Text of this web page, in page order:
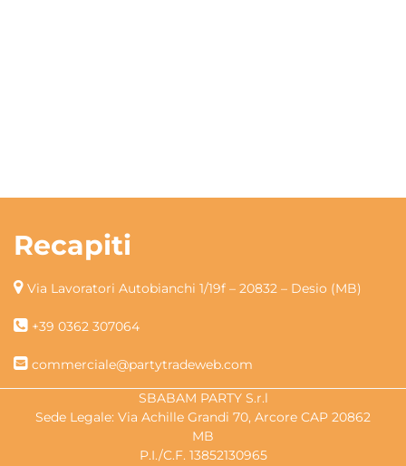
Recapiti
Via Lavoratori Autobianchi 1/19f – 20832 – Desio (MB)
+39 0362 307064
commerciale@partytradeweb.com
SBABAM PARTY S.r.l
Sede Legale: Via Achille Grandi 70, Arcore CAP 20862
MB
P.I./C.F. 13852130965